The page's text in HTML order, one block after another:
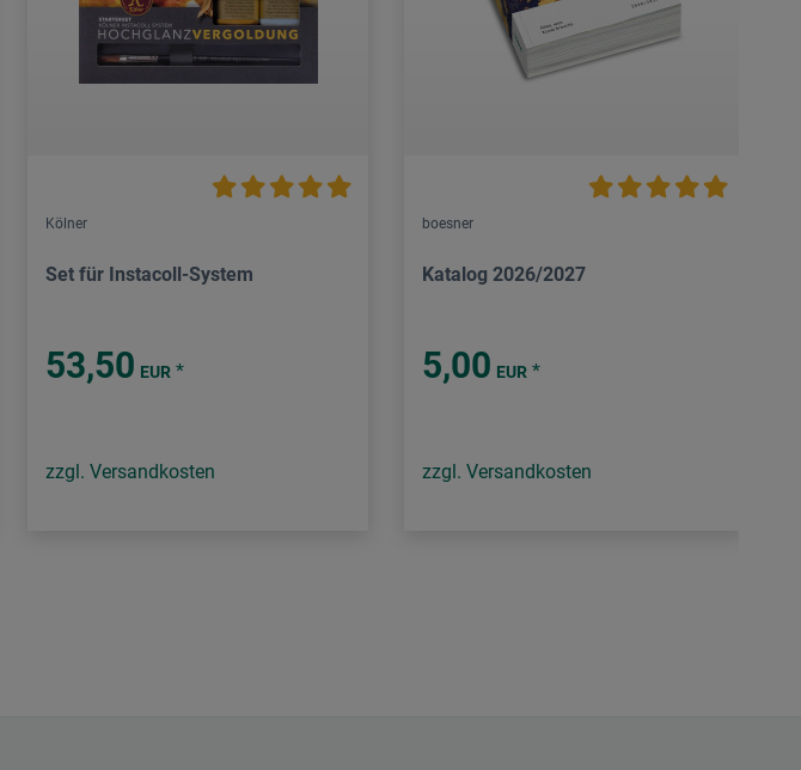
Kölner
Set für Instacoll-System
53,50 EUR *
zzgl. Versandkosten
boesner
Katalog 2026/2027
5,00 EUR *
zzgl. Versandkosten